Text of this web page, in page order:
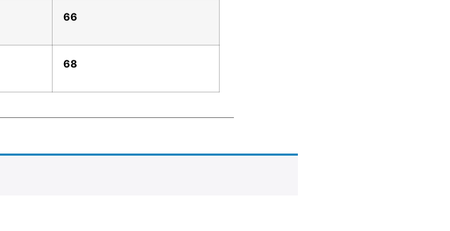
66
68